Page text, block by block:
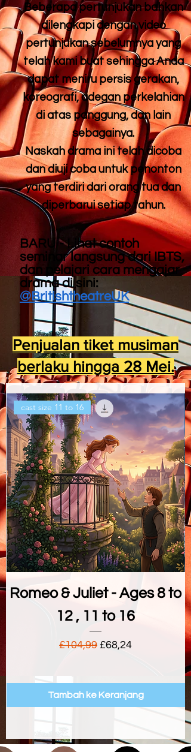
Beberapa pertunjukan bahkan
dilengkapi dengan video
pertunjukan sebelumnya yang
telah kami buat sehingga Anda
dapat meniru persis gerakan,
koreografi, adegan perkelahian
di atas panggung, dan lain
sebagainya.
Naskah drama ini telah dicoba
dan diuji coba untuk penonton
yang terdiri dari orang tua dan
diperbarui setiap tahun.
BARU - Lihat contoh
seminar langsung dari IBTS,
dan pelajari cara mengajar
drama di sini:
@BritishtheatreUK
Penjualan tiket musiman
berlaku hingga 28 Mei.
cast size 11 to 16
Romeo & Juliet - Ages 8 to
12 , 11 to 16
Harga Reguler
£104,99 Harga Promosi
£68,24
Tambah ke Keranjang